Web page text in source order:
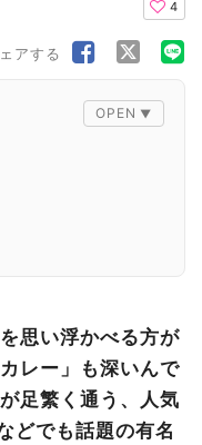
4
アする
思い浮かべる方が
レー」も深いんで
足繁く通う、人気
どでも話題の有名